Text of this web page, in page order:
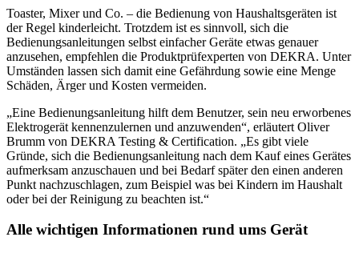
Toaster, Mixer und Co. – die Bedienung von Haushaltsgeräten ist
der Regel kinderleicht. Trotzdem ist es sinnvoll, sich die
Bedienungsanleitungen selbst einfacher Geräte etwas genauer
anzusehen, empfehlen die Produktprüfexperten von DEKRA. Unter
Umständen lassen sich damit eine Gefährdung sowie eine Menge
Schäden, Ärger und Kosten vermeiden.
„Eine Bedienungsanleitung hilft dem Benutzer, sein neu erworbenes
Elektrogerät kennenzulernen und anzuwenden“, erläutert Oliver
Brumm von DEKRA Testing & Certification. „Es gibt viele
Gründe, sich die Bedienungsanleitung nach dem Kauf eines Gerätes
aufmerksam anzuschauen und bei Bedarf später den einen anderen
Punkt nachzuschlagen, zum Beispiel was bei Kindern im Haushalt
oder bei der Reinigung zu beachten ist.“
Alle wichtigen Informationen rund ums Gerät